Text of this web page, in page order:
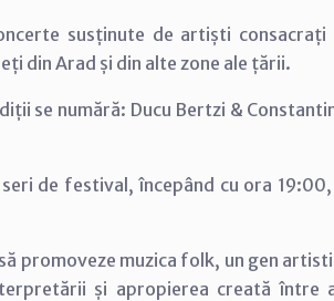
susținute de artiști
din Arad și din alte zone ale țării.
se numără: Ducu Bertzi &
de festival, începând cu ora
promoveze muzica folk, un gen
și apropierea creată între